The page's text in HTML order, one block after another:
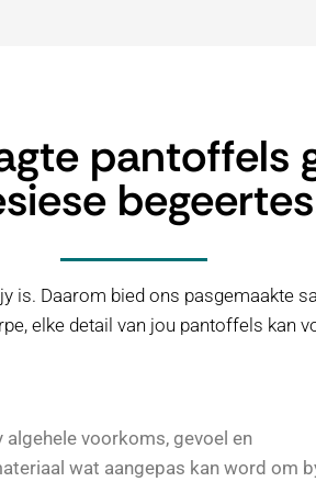
pantoffels
is. Daarom bied ons pasgemaakte
elke detail van jou pantoffels kan
voorkoms, gevoel en
wat aangepas kan word om